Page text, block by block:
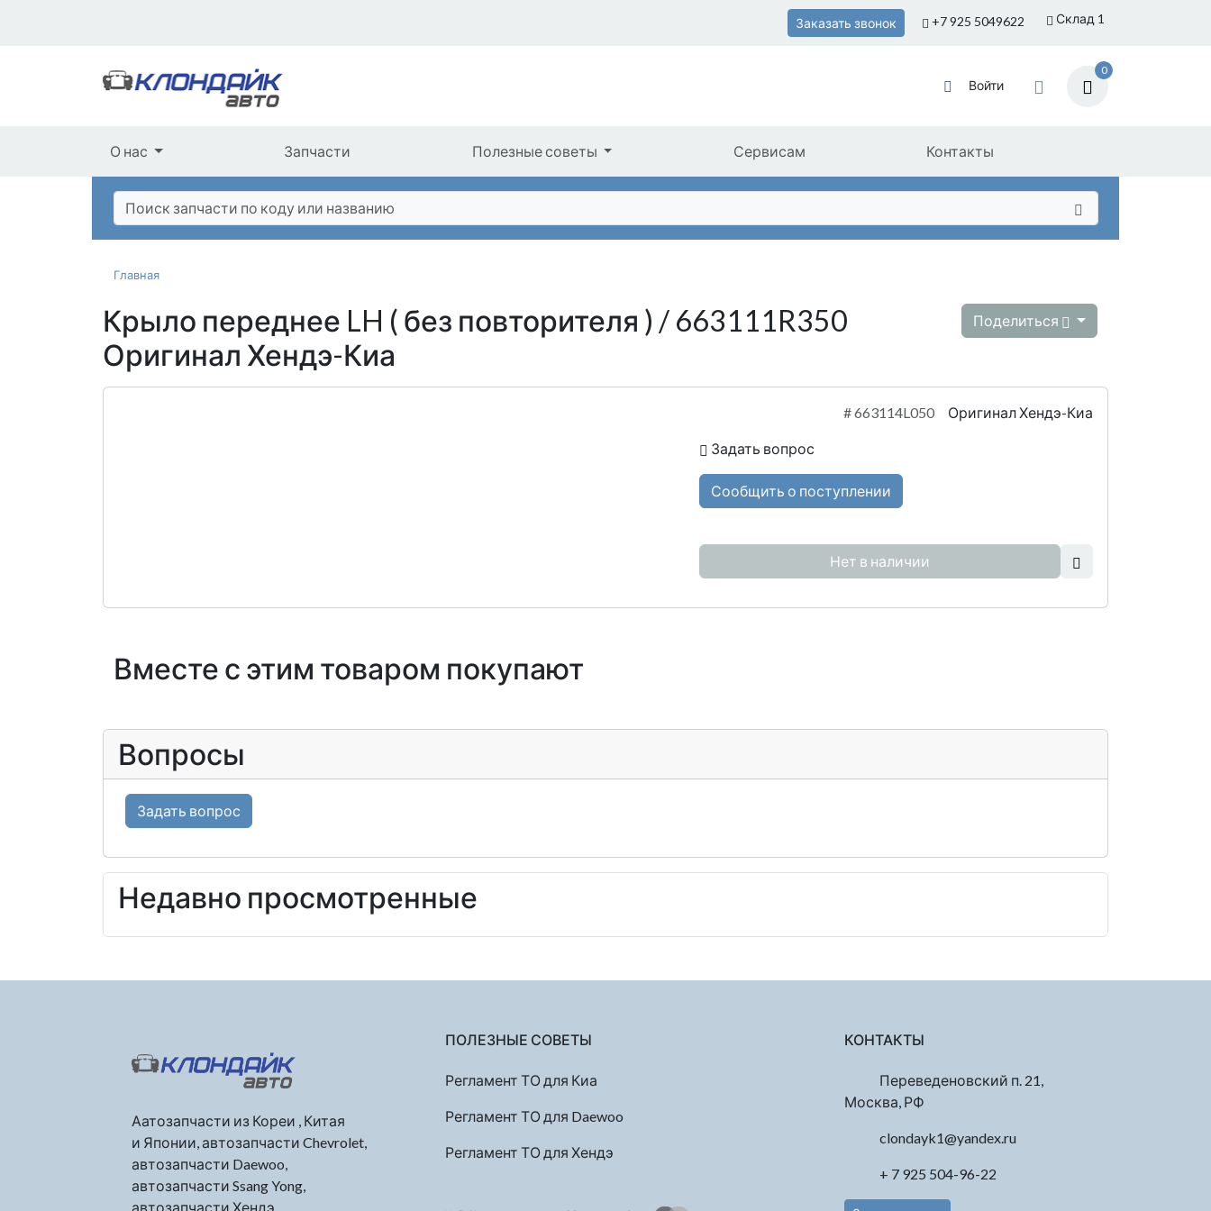
Склад 1
Заказать звонок +7 925 5049622
Войти
0
О нас Запчасти Полезные советы Сервисам Контакты
Главная
Крыло переднее LH ( без повторителя ) / 663111R350
Оригинал Хендэ-Киа
Поделиться
#663114L050 Оригинал Хендэ-Киа
Задать вопрос
Сообщить о поступлении
Нет в наличии
Вместе с этим товаром покупают
Вопросы
Задать вопрос
Недавно просмотренные
Аатозапчасти из Кореи , Китая
и Японии, автозапчасти Chevrolet,
автозапчасти Daewoo,
автозапчасти Ssang Yong,
автозапчасти Хендэ
ПОЛЕЗНЫЕ СОВЕТЫ
Регламент ТО для Киа
Регламент ТО для Daewoo
Регламент ТО для Хендэ
КОНТАКТЫ
Переведеновский п. 21,
Москва, РФ
clondayk1@yandex.ru
+ 7 925 504-96-22